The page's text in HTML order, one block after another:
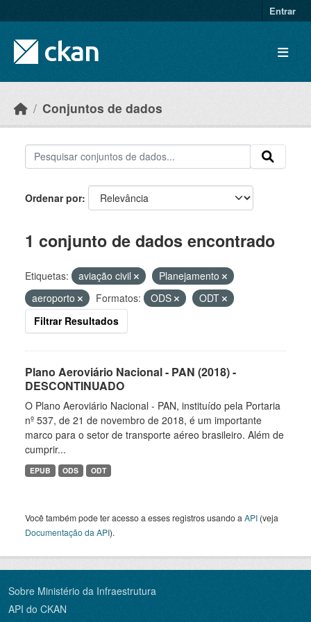
Entrar
Conjuntos de dados
Ordenar por
1 conjunto de dados encontrado
Etiquetas: aviação civil
Planejamento
aeroporto
Formatos: ODS
ODT
Filtrar Resultados
Plano Aeroviário Nacional - PAN (2018) -
DESCONTINUADO
O Plano Aeroviário Nacional - PAN, instituído pela Portaria
nº 537, de 21 de novembro de 2018, é um importante
marco para o setor de transporte aéreo brasileiro. Além de
cumprir...
EPUB ODS ODT
Você também pode ter acesso a esses registros usando a API (veja
Documentação da API).
Sobre Ministério da Infraestrutura
API do CKAN